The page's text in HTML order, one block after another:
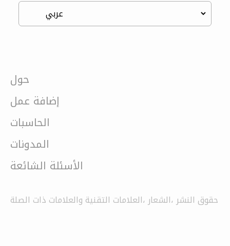
حول
إضافة عمل
الحاسبات
المدونات
الأسئلة الشائعة
حقوق النشر ،الشعار ،العلامات التقنية والعلامات ذات الصلة